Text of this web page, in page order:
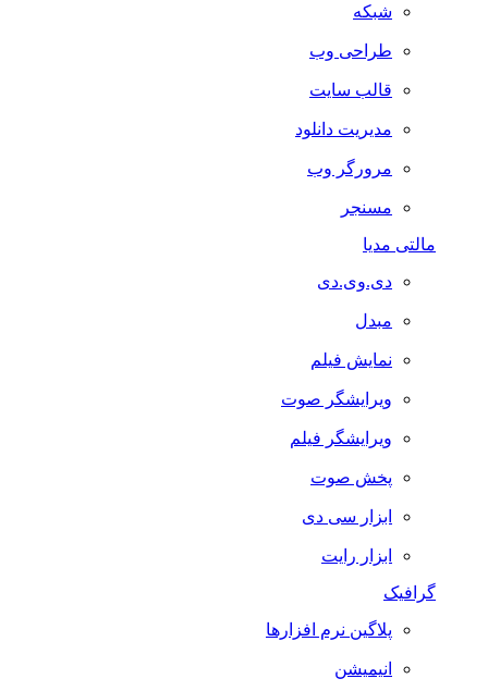
شبکه
طراحی وب
قالب سایت
مدیریت دانلود
مرورگر وب
مسنجر
مالتی مدیا
دی.وی.دی
مبدل
نمایش فیلم
ویرایشگر صوت
ویرایشگر فیلم
پخش صوت
ابزار سی دی
ابزار رایت
گرافیک
پلاگین نرم افزارها
انیمیشن